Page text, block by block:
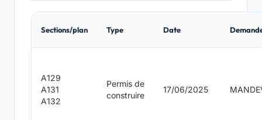
Sections/plan Type Date
A129
A131
A132
Permis de
construire
17/06/2025